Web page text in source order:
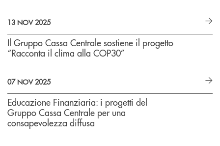
13 NOV 2025
Il Gruppo Cassa Centrale sostiene il progetto
“Racconta il clima alla COP30”
07 NOV 2025
Educazione Finanziaria: i progetti del
Gruppo Cassa Centrale per una
consapevolezza diffusa